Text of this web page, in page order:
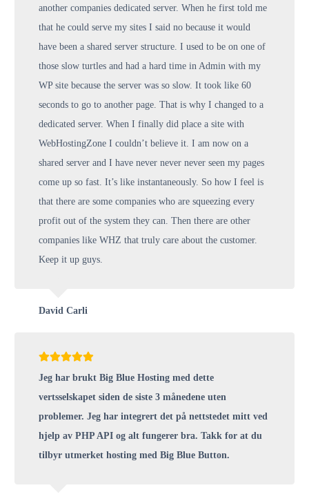
another companies dedicated server. When he first told me
that he could serve my sites I said no because it would
have been a shared server structure. I used to be on one of
those slow turtles and had a hard time in Admin with my
WP site because the server was so slow. It took like 60
seconds to go to another page. That is why I changed to a
dedicated server. When I finally did place a site with
WebHostingZone I couldn’t believe it. I am now on a
shared server and I have never never never seen my pages
come up so fast. It’s like instantaneously. So how I feel is
that there are some companies who are squeezing every
profit out of the system they can. Then there are other
companies like WHZ that truly care about the customer.
Keep it up guys.
David Carli
Jeg har brukt Big Blue Hosting med dette
vertsselskapet siden de siste 3 månedene uten
problemer. Jeg har integrert det på nettstedet mitt ved
hjelp av PHP API og alt fungerer bra. Takk for at du
tilbyr utmerket hosting med Big Blue Button.